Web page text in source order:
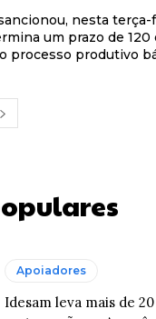
nesta terça-
um prazo de 120
processo produtivo
Apoiadores
Idesam leva mais de